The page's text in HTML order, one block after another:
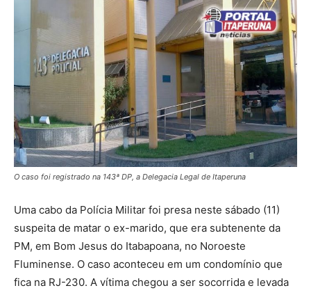
O caso foi registrado na 143ª DP, a Delegacia Legal de Itaperuna
Uma cabo da Polícia Militar foi presa neste sábado (11)
suspeita de matar o ex-marido, que era subtenente da
PM, em Bom Jesus do Itabapoana, no Noroeste
Fluminense. O caso aconteceu em um condomínio que
fica na RJ-230. A vítima chegou a ser socorrida e levada